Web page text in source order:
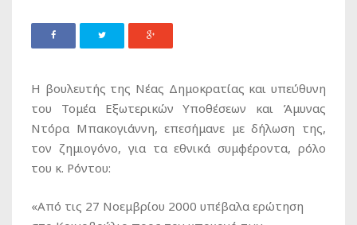
Η βουλευτής της Νέας Δημοκρατίας και υπεύθυνη
του Τομέα Εξωτερικών Υποθέσεων και Άμυνας
Ντόρα Μπακογιάννη, επεσήμανε με δήλωση της,
τον ζημιογόνο, για τα εθνικά συμφέροντα, ρόλο
του κ. Ρόντου:
«Από τις 27 Νοεμβρίου 2000 υπέβαλα ερώτηση